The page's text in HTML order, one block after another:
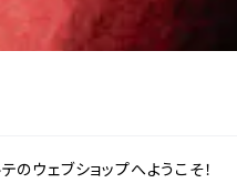
のウェブショップへようこそ！